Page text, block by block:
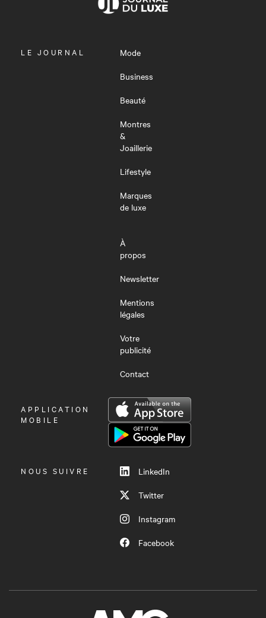
OUVRIR
LE JOURNAL
Mode
Business
Beauté
Montres
&
Joaillerie
Lifestyle
Marques
de luxe
À
propos
Newsletter
Mentions
légales
Votre
publicité
Contact
OUVRIR
LE
APPLICATION
MOBILE
NOUS SUIVRE
LinkedIn
Twitter
Instagram
Facebook